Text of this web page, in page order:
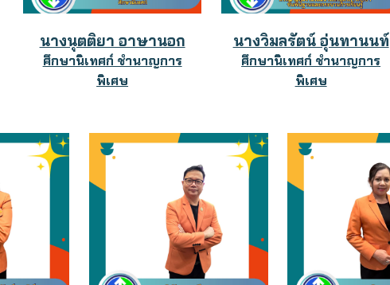
นางนุตติยา อาษานอก
ศึกษานิเทศก์ ชำนาญการ
พิเศษ
นางวิมลรัตน์ อุ่นทานนท์
ศึกษานิเทศก์ ชำนาญการ
พิเศษ